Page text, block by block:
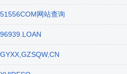
51556COM网站查询
96939.LOAN
GYXX,GZSQW,CN